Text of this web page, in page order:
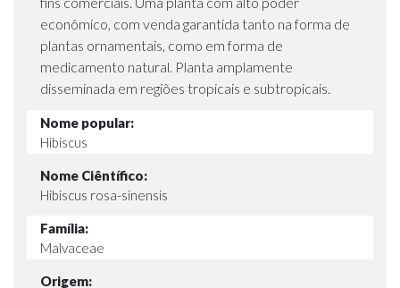
econômico, com venda garantida tanto na forma de
plantas ornamentais, como em forma de
medicamento natural. Planta amplamente
disseminada em regiões tropicais e subtropicais.
Nome popular:
Hibiscus
Nome Ciêntífico:
Hibiscus rosa-sinensis
Família:
Malvaceae
Origem: